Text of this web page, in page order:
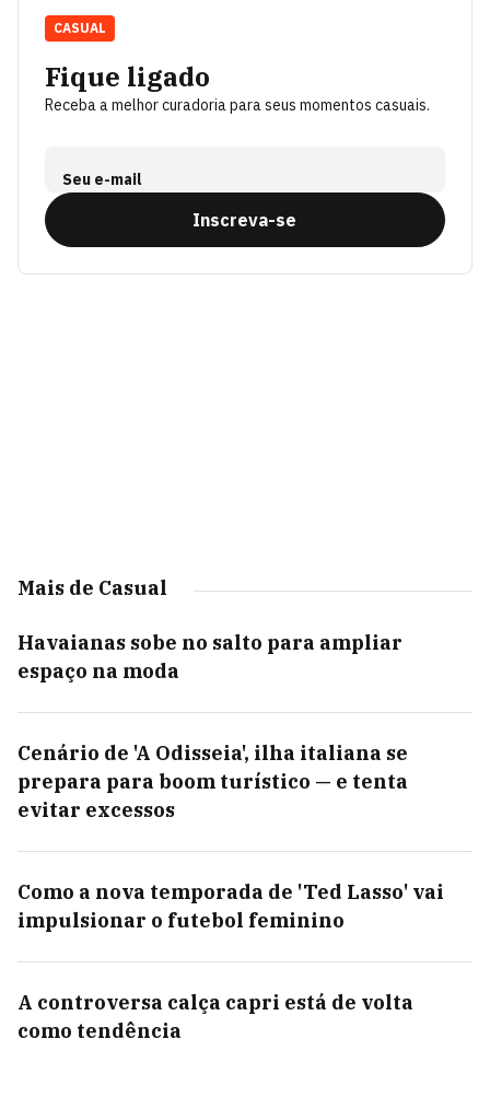
Fique ligado
Receba a melhor curadoria para seus momentos casuais.
Seu e-mail
Inscreva-se
CASUAL
Mais de Casual
Havaianas sobe no salto para ampliar
espaço na moda
Cenário de 'A Odisseia', ilha italiana se
prepara para boom turístico — e tenta
evitar excessos
Como a nova temporada de 'Ted Lasso' vai
impulsionar o futebol feminino
A controversa calça capri está de volta
como tendência